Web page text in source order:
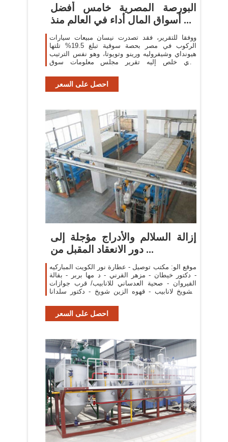
البورصة المصرية خامس أفضل
أسواق المال أداء في العالم منذ ...
ووفقا للتقرير، فقد تصدرت نيسان مبيعات سيارات
الركوب في مصر بحصة سوقية تبلغ 19.5% تلتها
هيونداي وشيفروليه ورينو وتويوتا، وهو نفس الترتيب
الذي خلص إليه تقرير مجلس معلومات سوق
احصل على السعر
إزالة السلالم والأدراج مؤجلة إلى
دور الانعقاد المقبل من ...
موقع الو: مكتب توصيل - عطارة نور الكويت المباركيه
- دكتور خيطان - مزهر القرني - د مها بربر - بقالة
القيروان - صحية العدساني للانابيب/ قرب جوازات
الشويخ لانابيب - قهوه الزين شويخ - دكتور سلدانا
احصل على السعر